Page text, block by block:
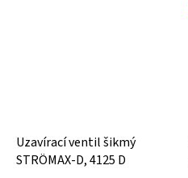
Uzavírací ventil šikmý
STRÖMAX-D, 4125 D